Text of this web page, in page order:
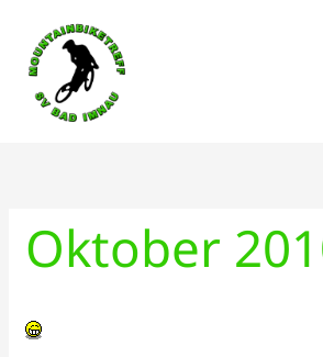
Inhalt
springen
Oktober
Weiler